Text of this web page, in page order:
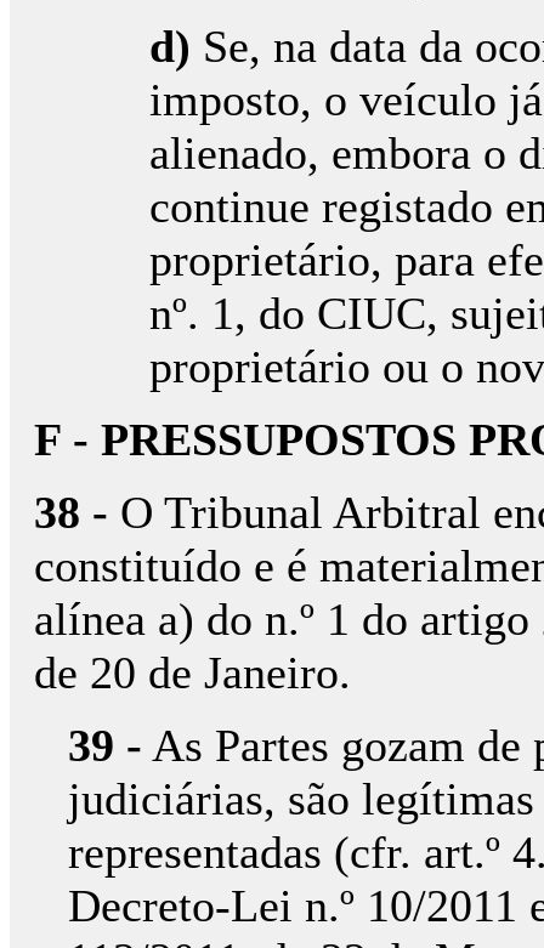
d) Se, na data da
imposto, o veículo
alienado, embora o
continue registado
proprietário, para
nº. 1, do CIUC,
proprietário ou o
F - PRESSUPOSTOS
38 - O Tribunal Arbitral
constituído e é
alínea a) do n.º 1 do
de 20 de Janeiro.
39 - As Partes gozam de
judiciárias, são
representadas (cfr. art.º
Decreto-Lei n.º 10/2011